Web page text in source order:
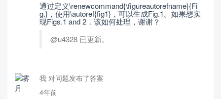
通过定义\renewcommand{\figureautorefname}{Fi
g.}，使用\autoref{fig1}，可以生成Fig.1。如果想实
现Figs.1 and 2，该如何处理，谢谢？
@u4328 已更新。
我 对问题发布了答案
4年前